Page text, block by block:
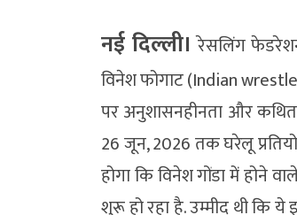
नई दिल्ली। रेसलिंग
विनेश फोगाट (Indian
पर अनुशासनहीनता और
26 जून, 2026 तक घरेलू
होगा कि विनेश गोंडा में होने
शुरू हो रहा है. उम्मीद थी